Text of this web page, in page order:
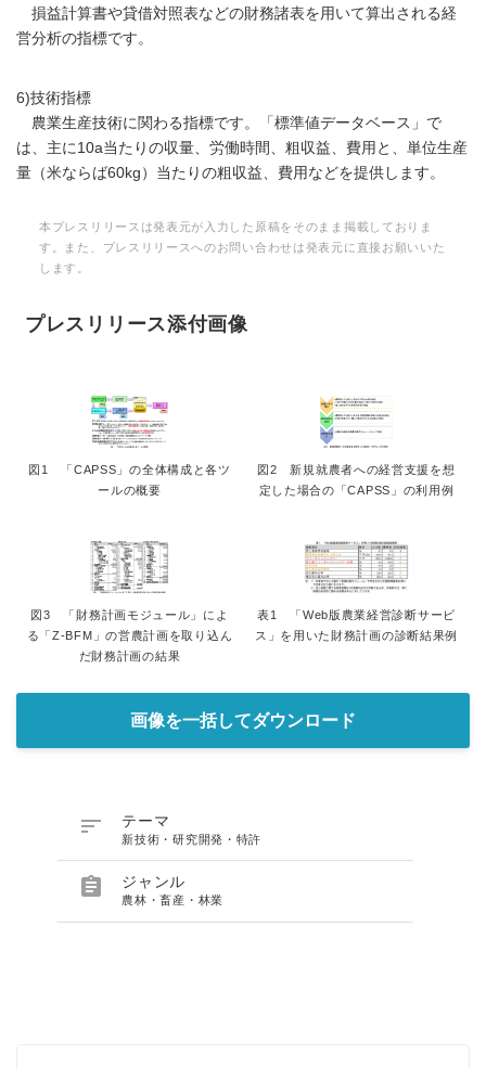
損益計算書や貸借対照表などの財務諸表を用いて算出される経
営分析の指標です。
6)技術指標
農業生産技術に関わる指標です。「標準値データベース」で
は、主に10a当たりの収量、労働時間、粗収益、費用と、単位生産
量（米ならば60kg）当たりの粗収益、費用などを提供します。
本プレスリリースは発表元が入力した原稿をそのまま掲載しておりま
す。また、プレスリリースへのお問い合わせは発表元に直接お願いいた
します。
プレスリリース添付画像
図1 「CAPSS」の全体構成と各ツ
ールの概要
図2 新規就農者への経営支援を想
定した場合の「CAPSS」の利用例
図3 「財務計画モジュール」によ
る「Z-BFM」の営農計画を取り込ん
だ財務計画の結果
表1 「Web版農業経営診断サービ
ス」を用いた財務計画の診断結果例
画像を一括してダウンロード
 テーマ
新技術・研究開発・特許
 ジャンル
農林・畜産・林業